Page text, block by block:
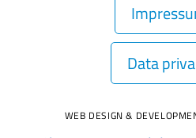
Data
WEB DESIGN &